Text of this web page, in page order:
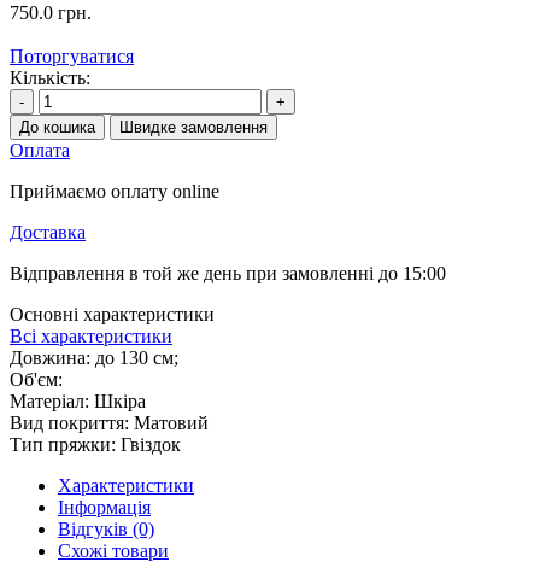
750.0 грн.
Поторгуватися
Кількість:
-
+
До кошика
Швидке замовлення
Оплата
Приймаємо оплату online
Доставка
Відправлення в той же день при замовленні до 15:00
Основні характеристики
Всі характеристики
Довжина: до 130 см;
Об'єм:
Матеріал: Шкіра
Вид покриття: Матовий
Тип пряжки: Гвіздок
Характеристики
Інформація
Відгуків (0)
Схожі товари